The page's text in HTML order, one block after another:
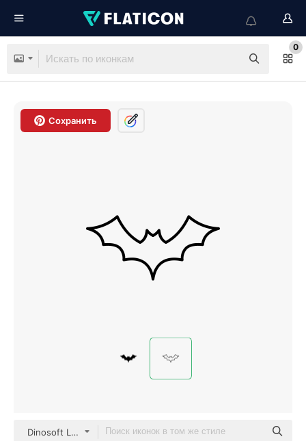
0
Сохранить
Dinosoft Lineal